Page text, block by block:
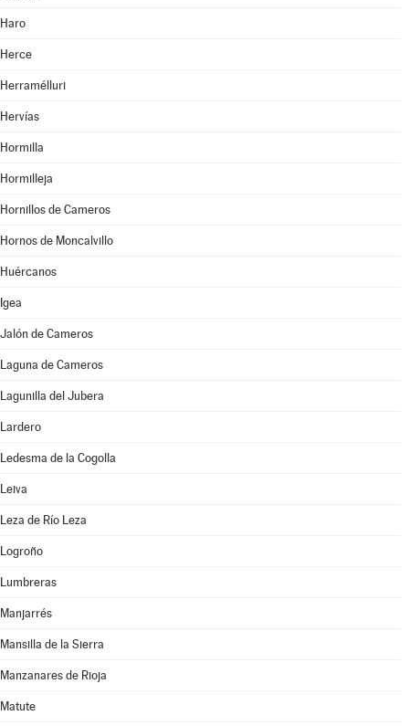
Haro
Herce
Herramélluri
Hervías
Hormilla
Hormilleja
Hornillos de Cameros
Hornos de Moncalvillo
Huércanos
Igea
Jalón de Cameros
Laguna de Cameros
Lagunilla del Jubera
Lardero
Ledesma de la Cogolla
Leiva
Leza de Río Leza
Logroño
Lumbreras
Manjarrés
Mansilla de la Sierra
Manzanares de Rioja
Matute